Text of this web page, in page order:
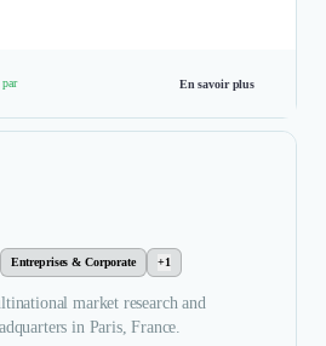
En savoir plus
Entreprises & Corporate +1
market research and
in Paris, France.